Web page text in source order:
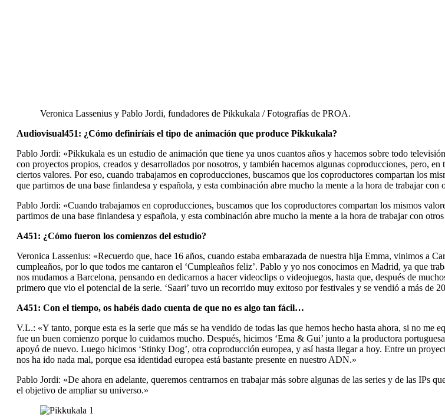
Veronica Lassenius y Pablo Jordi, fundadores de Pikkukala / Fotografías de PROA.
Audiovisual451: ¿Cómo definiríais el tipo de animación que produce Pikkukala?
Pablo Jordi: «Pikkukala es un estudio de animación que tiene ya unos cuantos años y hacemos sobre todo
con proyectos propios, creados y desarrollados por nosotros, y también hacemos algunas coproducciones, pero,
ciertos valores. Por eso, cuando trabajamos en coproducciones, buscamos que los coproductores compartan los
que partimos de una base finlandesa y española, y esta combinación abre mucho la mente a la hora de trabajar
Pablo Jordi: «Cuando trabajamos en coproducciones, buscamos que los coproductores compartan los mismos
partimos de una base finlandesa y española, y esta combinación abre mucho la mente a la hora de trabajar con
A451: ¿Cómo fueron los comienzos del estudio?
Veronica Lassenius: «Recuerdo que, hace 16 años, cuando estaba embarazada de nuestra hija Emma, vinimos a
cumpleaños, por lo que todos me cantaron el ‘Cumpleaños feliz’. Pablo y yo nos conocimos en Madrid, ya que
nos mudamos a Barcelona, pensando en dedicarnos a hacer videoclips o videojuegos, hasta que, después de
primero que vio el potencial de la serie. ‘Saari’ tuvo un recorrido muy exitoso por festivales y se vendió a más de
A451: Con el tiempo, os habéis dado cuenta de que no es algo tan fácil…
V.L.: «Y tanto, porque esta es la serie que más se ha vendido de todas las que hemos hecho hasta ahora, si no
fue un buen comienzo porque lo cuidamos mucho. Después, hicimos ‘Ema & Gui’ junto a la productora
apoyó de nuevo. Luego hicimos ‘Stinky Dog’, otra coproducción europea, y así hasta llegar a hoy. Entre un
nos ha ido nada mal, porque esa identidad europea está bastante presente en nuestro ADN.»
Pablo Jordi: «De ahora en adelante, queremos centrarnos en trabajar más sobre algunas de las series y de las IPs
el objetivo de ampliar su universo.»